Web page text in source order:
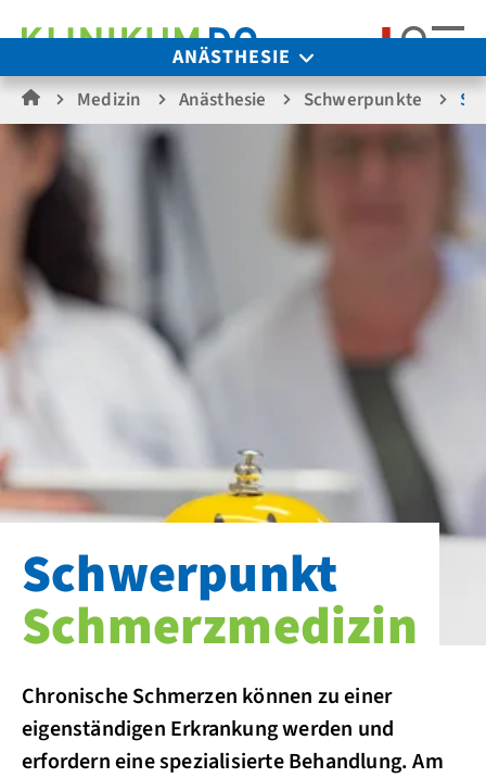
ANÄSTHESIE
Medizin Anästhesie Schwerpunkte
Schwerpunkt
Schmerzmedizin
Chronische Schmerzen können zu einer
eigenständigen Erkrankung werden und
erfordern eine spezialisierte Behandlung. Am